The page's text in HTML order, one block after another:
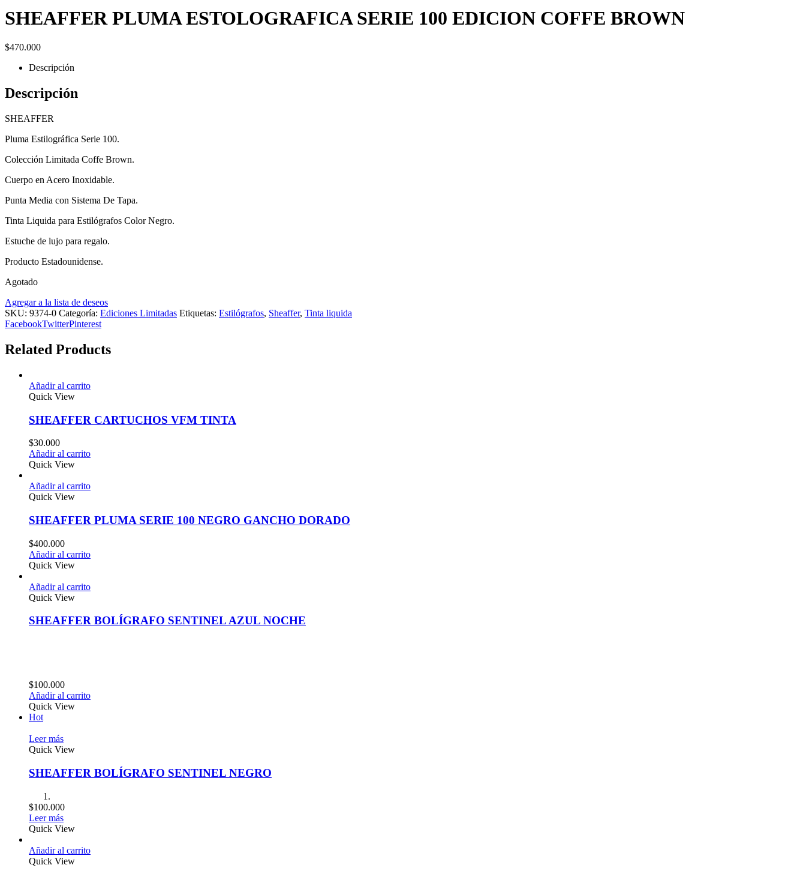
SHEAFFER PLUMA ESTOLOGRAFICA SERIE 100 EDICION COFFE BROWN
$470.000
Descripción
Descripción
SHEAFFER
Pluma Estilográfica Serie 100.
Colección Limitada Coffe Brown.
Cuerpo en Acero Inoxidable.
Punta Media con Sistema De Tapa.
Tinta Liquida para Estilógrafos Color Negro.
Estuche de lujo para regalo.
Producto Estadounidense.
Agotado
Agregar a la lista de deseos
SKU: 9374-0 Categoría: Ediciones Limitadas Etiquetas: Estilógrafos, Sheaffer, Tinta liquida
FacebookTwitterPinterest
Related Products
Añadir al carrito
Quick View
SHEAFFER CARTUCHOS VFM TINTA
$30.000
Añadir al carrito
Quick View
Añadir al carrito
Quick View
SHEAFFER PLUMA SERIE 100 NEGRO GANCHO DORADO
$400.000
Añadir al carrito
Quick View
Añadir al carrito
Quick View
SHEAFFER BOLÍGRAFO SENTINEL AZUL NOCHE
$100.000
Añadir al carrito
Quick View
Hot
Leer más
Quick View
SHEAFFER BOLÍGRAFO SENTINEL NEGRO
$100.000
Leer más
Quick View
Añadir al carrito
Quick View